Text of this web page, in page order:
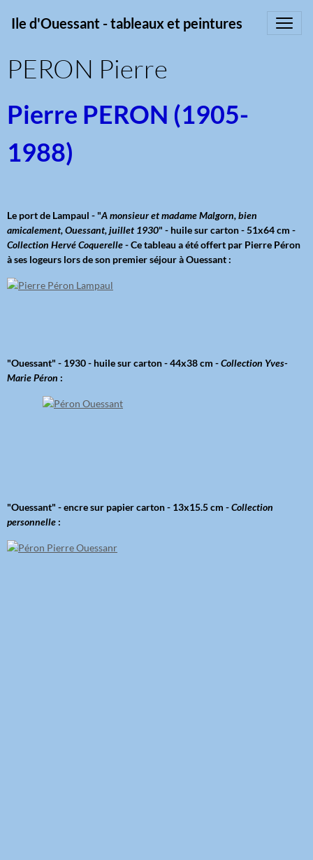
Ile d'Ouessant - tableaux et peintures
PERON Pierre
Pierre PERON (1905-
1988)
Le port de Lampaul - "A monsieur et madame Malgorn, bien
amicalement, Ouessant, juillet 1930" - huile sur carton - 51x64 cm -
Collection Hervé Coquerelle- Ce tableau a été offert par Pierre Péron
à ses logeurs lors de son premier séjour à Ouessant :
"Ouessant" - 1930 - huile sur carton - 44x38 cm -Collection Yves-
Marie Péron :
"Ouessant" - encre sur papier carton - 13x15.5 cm -Collection
personnelle :